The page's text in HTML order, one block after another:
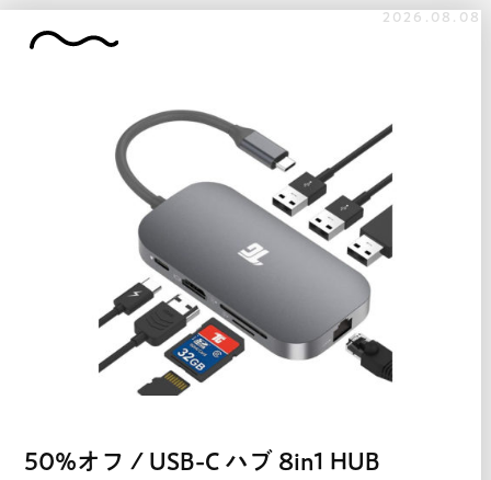
2026.08.08
50%オフ / USB-C ハブ 8in1 HUB